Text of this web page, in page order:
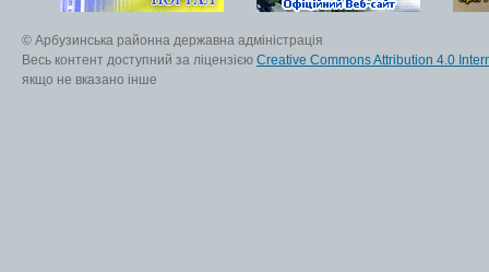
© Арбузинська районна державна адміністрація
Весь контент доступний за ліцензією Creative Commons Attribution 4.0
якщо не вказано інше